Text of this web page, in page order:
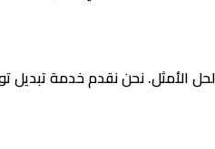
الأمثل. نحن نقدم خدمة تبديل